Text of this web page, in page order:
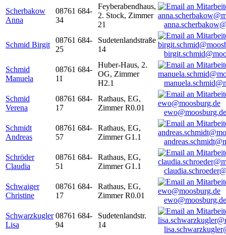
Scherbakow
Anna
08761 684-
34
Feyberabendhaus,
2. Stock, Zimmer
21
Schmid Birgit
08761 684-
25
Sudetenlandstraße
14
Schmid
Manuela
08761 684-
11
Huber-Haus, 2.
OG, Zimmer
H2.1
Schmid
Verena
08761 684-
17
Rathaus, EG,
Zimmer R0.01
ewo@moosburg.de
Schmidt
Andreas
08761 684-
57
Rathaus, EG,
Zimmer G1.1
Schröder
Claudia
08761 684-
51
Rathaus, EG,
Zimmer G1.1
Schwaiger
Christine
08761 684-
17
Rathaus, EG,
Zimmer R0.01
ewo@moosburg.de
Schwarzkugler
Lisa
08761 684-
94
Sudetenlandstr.
14